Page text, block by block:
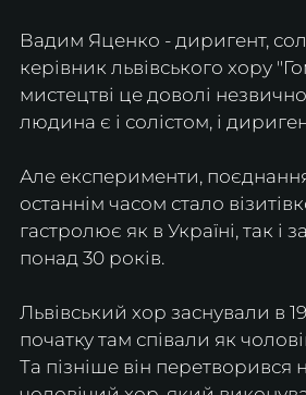
Вадим Яценко - диригент,
керівник львівського хору
мистецтві це доволі
людина є і солістом, і
Але експерименти,
останнім часом стало
гастролює як в Україні, так і
понад 30 років.
Львівський хор заснували в
початку там співали як
Та пізніше він перетворився